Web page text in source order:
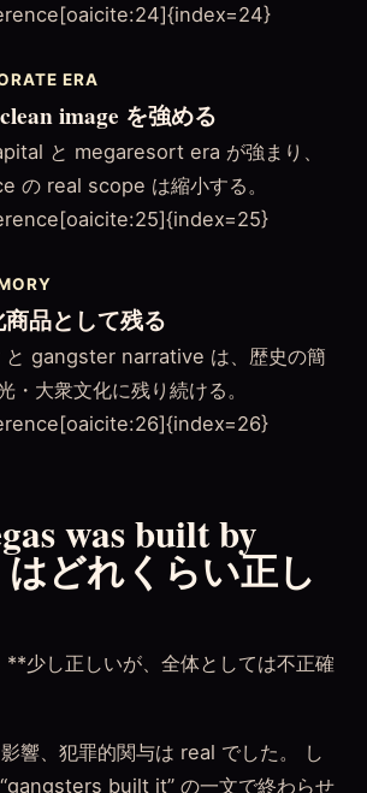
ERA
image を強める
と megaresort era が強まり、
の real scope は縮小する。
品として残る
gangster narrative は、歴史の簡
・大衆文化に残り続ける。
was built by
はどれくらい正し
少し正しいが、全体としては不正確
響、犯罪的関与は real でした。 し
built it” の一文で終わらせ